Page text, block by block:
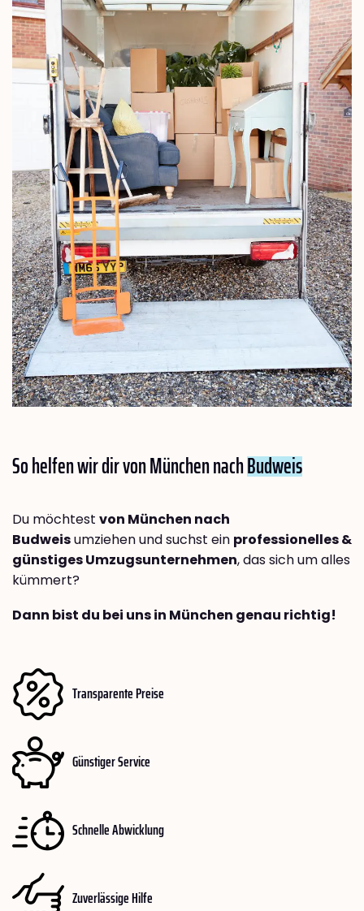
So helfen wir dir von München nachBudweis
Du möchtest von München nach
Budweisumziehen und suchst ein professionelles &
günstiges Umzugsunternehmen, das sich um alles
kümmert?
Dann bist du bei uns in München genau richtig!
Transparente Preise
Günstiger Service
Schnelle Abwicklung
Zuverlässige Hilfe